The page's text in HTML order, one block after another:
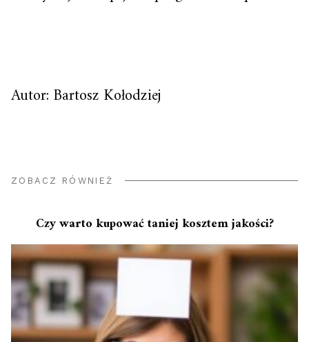
Autor: Bartosz Kołodziej
ZOBACZ RÓWNIEŻ
Czy warto kupować taniej kosztem jakości?